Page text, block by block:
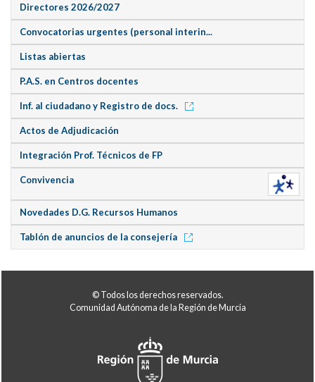
Directores 2026/2027
Convocatorias urgentes (personal interin...
Listas abiertas
P.A.S. en Centros docentes
Inf. al ciudadano y Registro de docs.
Actos de Adjudicación
Integración Prof. Técnicos de FP
Convivencia
Novedades D.G. Recursos Humanos
Tablón de anuncios de la consejería
© Todos los derechos reservados.
Comunidad Autónoma de la Región de Murcia